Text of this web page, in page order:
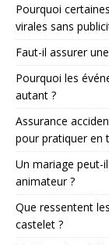
Pourquoi
virales sans
Faut-il assurer
Pourquoi les
autant ?
Assurance
pour pratiquer en
Un mariage peut-
animateur ?
Que ressentent
castelet ?